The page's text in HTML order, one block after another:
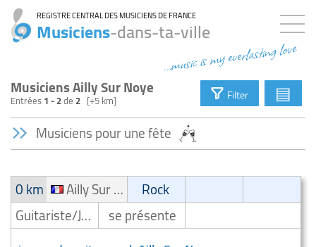
REGISTRE CENTRAL DES MUSICIENS DE FRANCE
Musiciens-dans-ta-ville
...music is my everlasting love
Musiciens Ailly Sur Noye
Entrées1 - 2de2 [+5 km] Filter ▤
Musiciens pour une fête
0 km Ailly Sur Noye
Rock
Guitariste/Joueur de guitare
se présente